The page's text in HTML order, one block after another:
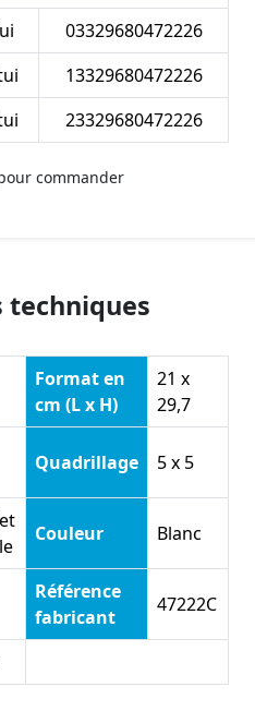
03329680472226
13329680472226
23329680472226
commander
techniques
Format en
cm (L x H)
21 x
29,7
Quadrillage 5 x 5
Couleur Blanc
Référence
fabricant
47222C